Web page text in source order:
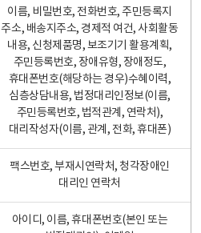
이름, 비밀번호, 전화번호, 주민등록지
주소, 배송지주소, 경제적 여건, 사회활동
내용, 신청제품명, 보조기기 활용계획,
주민등록번호, 장애유형, 장애정도,
휴대폰번호(해당하는 경우)수혜이력,
심층상담내용, 법정대리인정보(이름,
주민등록번호, 법적관계, 연락처),
대리작성자(이름, 관계, 전화, 휴대폰)
팩스번호, 부재시연락처, 청각장애인
대리인 연락처
아이디, 이름, 휴대폰번호(본인 또는